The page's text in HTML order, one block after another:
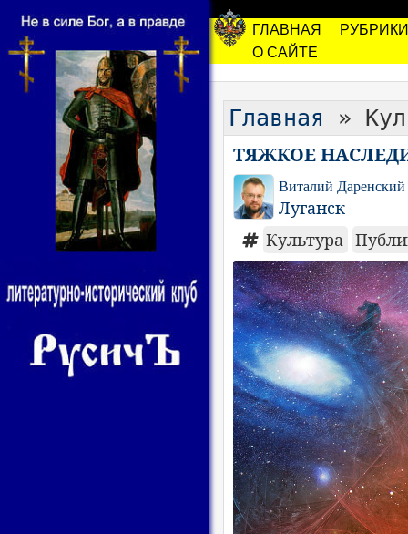
ГЛАВНАЯ
РУБРИКИ
О САЙТЕ
Главная »
ТЯЖКОЕ
Виталий Даренский
Луганск
Культура